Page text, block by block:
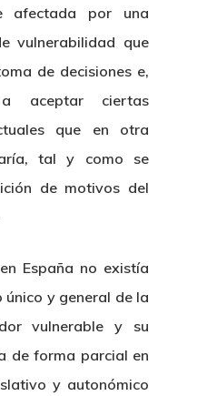
afectada por una
vulnerabilidad que
de decisiones e,
aceptar ciertas
que en otra
tal y como se
de motivos del
España no existía
y general de la
vulnerable y su
de forma parcial en
y autonómico